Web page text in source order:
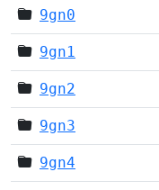
9gn0
9gn1
9gn2
9gn3
9gn4